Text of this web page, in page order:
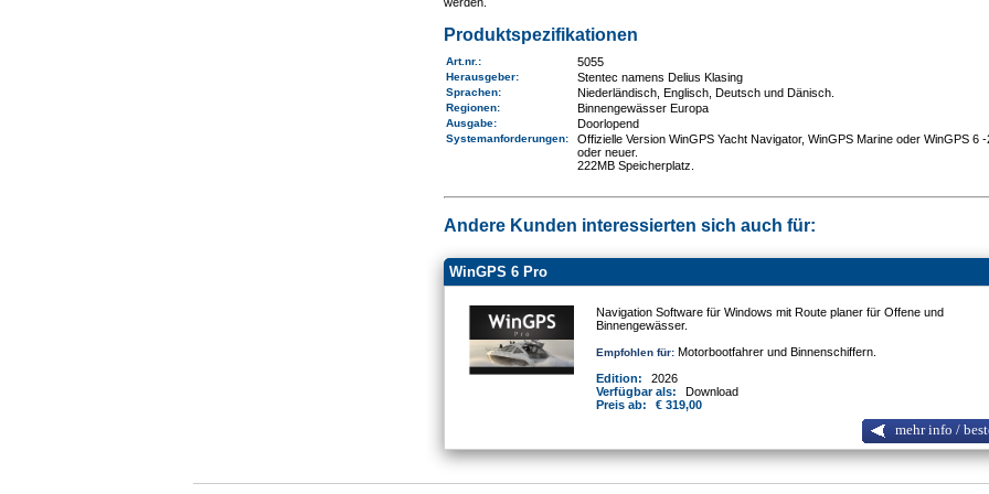
Produktspezifikationen
Art.nr. : 5055
Herausgeber: Stentec namens Delius Klasing
Sprachen: Niederländisch, Englisch, Deutsch und Dänisch.
Regionen: Binnengewässer Europa
Ausgabe: Doorlopend
Systemanforderungen:
Offizielle Version WinGPS Yacht Navigator, WinGPS Marine oder WinGPS 6
oder neuer.
222MB Speicherplatz.
Andere Kunden interessierten sich auch für:
WinGPS 6 Pro
Navigation Software für Windows mit Route planer für Offene und
Binnengewässer.
Empfohlen für: Motorbootfahrer und Binnenschiffern.
Edition:
2026
Verfügbar als:
Download
Preis ab:
€ 319,00
mehr info /